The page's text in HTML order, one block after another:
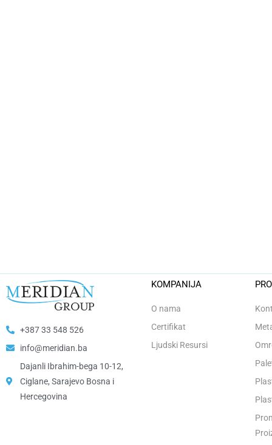
+387 33 548 526
info@meridian.ba
Dajanli Ibrahim-bega 10-12,
Ciglane, Sarajevo Bosna i
Hercegovina​
KOMPANIJA
O nama
Certifikat
Ljudski Resursi